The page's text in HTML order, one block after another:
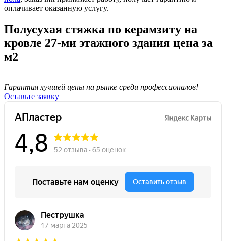
оплачивает оказанную услугу.
Полусухая стяжка по керамзиту на
кровле 27-ми этажного здания цена за
м2
Гарантия лучшей цены на рынке среди профессионалов!
Оставьте заявку